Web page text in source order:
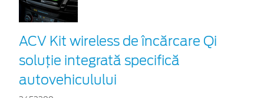
ACV Kit wireless de încărcare Qi
soluție integrată specifică
autovehiculului